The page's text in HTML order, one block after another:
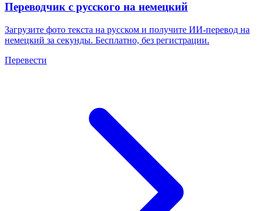
Переводчик с русского на немецкий
Загрузите фото текста на русском и получите ИИ-перевод на
немецкий за секунды. Бесплатно, без регистрации.
Перевести